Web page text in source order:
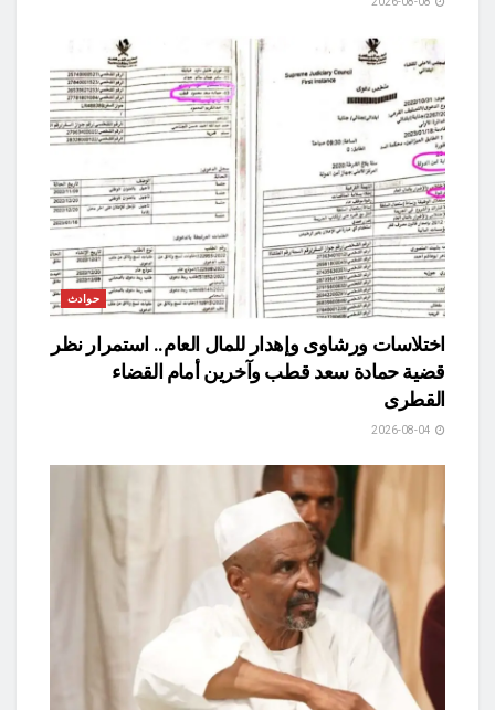
حوادث
اختلاسات ورشاوى وإهدار للمال العام.. استمرار نظر
قضية حمادة سعد قطب وآخرين أمام القضاء
القطرى